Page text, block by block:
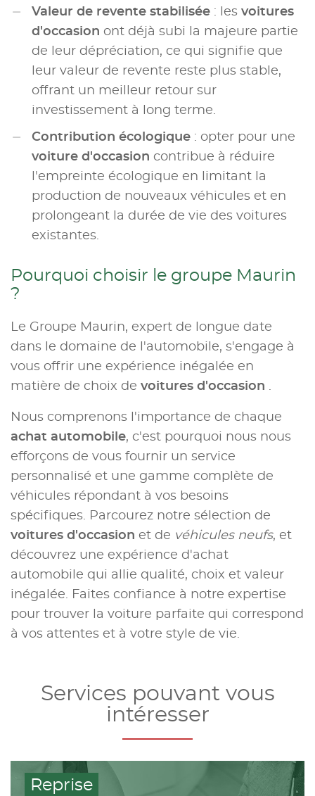
Valeur de revente stabilisée : les voitures
d'occasion ont déjà subi la majeure partie
de leur dépréciation, ce qui signifie que
leur valeur de revente reste plus stable,
offrant un meilleur retour sur
investissement à long terme.
Contribution écologique : opter pour une
voiture d'occasion contribue à réduire
l'empreinte écologique en limitant la
production de nouveaux véhicules et en
prolongeant la durée de vie des voitures
existantes.
Pourquoi choisir le groupe Maurin
?
Le Groupe Maurin, expert de longue date
dans le domaine de l'automobile, s'engage à
vous offrir une expérience inégalée en
matière de choix de voitures d'occasion .
Nous comprenons l'importance de chaque
achat automobile, c'est pourquoi nous nous
efforçons de vous fournir un service
personnalisé et une gamme complète de
véhicules répondant à vos besoins
spécifiques. Parcourez notre sélection de
voitures d'occasion et de véhicules neufs, et
découvrez une expérience d'achat
automobile qui allie qualité, choix et valeur
inégalée. Faites confiance à notre expertise
pour trouver la voiture parfaite qui correspond
à vos attentes et à votre style de vie.
Services pouvant vous
intéresser
Reprise